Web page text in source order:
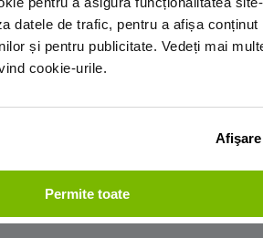
datele de trafic, pentru a afișa conținut
și pentru publicitate. Vedeți mai
cookie-urile.
Afişare
Permite toate
are sediul în București,
Nr. 159, Business Garden
A, etaj 6.
credit de 25.000 Lei pentru o
este de 49,11%, presupunând o
Lei, cu o rată a dobânzii de